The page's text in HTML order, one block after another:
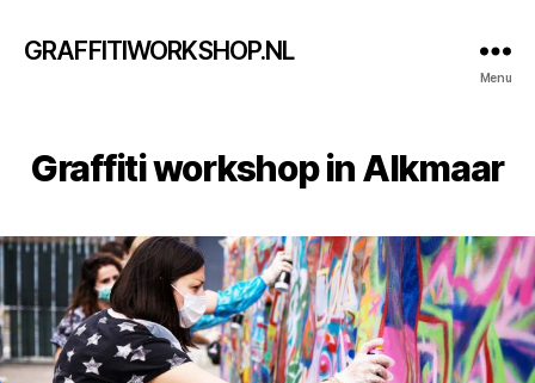
GRAFFITIWORKSHOP.NL
Menu
Graffiti workshop in Alkmaar